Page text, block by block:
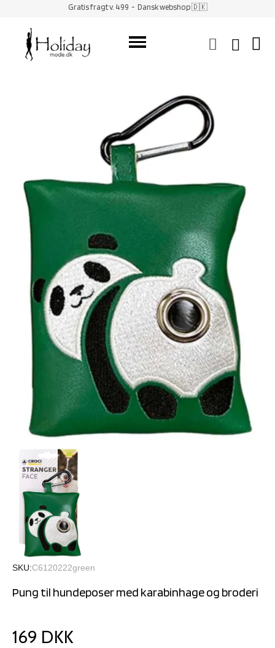
Gratis fragt v. 499 - Dansk webshop 🇩🇰
SKU C6120222green
Pung til hundeposer med karabinhage og broderi
169 DKK